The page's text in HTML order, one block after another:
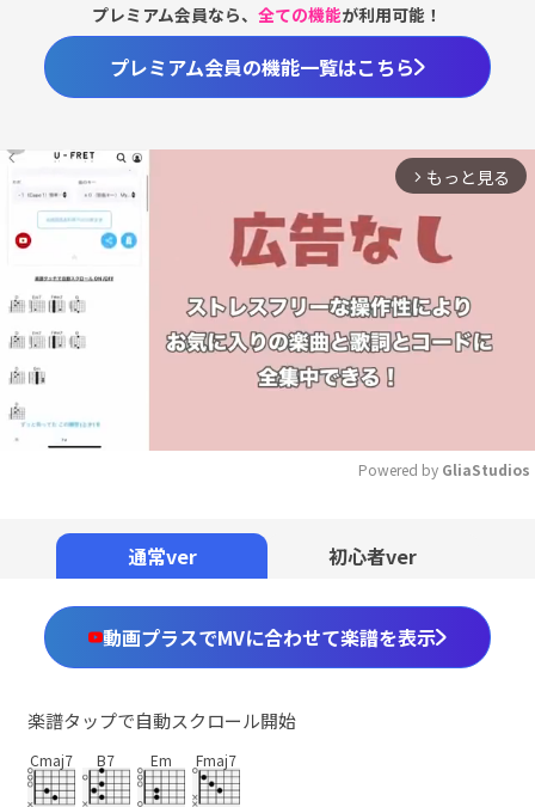
プレミアム会員なら、全ての機能が利用可能！
プレミアム会員の機能一覧はこちら
arrow_forward_ios もっと見る
Powered by GliaStudios
通常ver 初心者ver
動画プラスでMVに合わせて楽譜を表示
楽譜タップで自動スクロール開始
Cmaj7 B7 Em Fmaj7